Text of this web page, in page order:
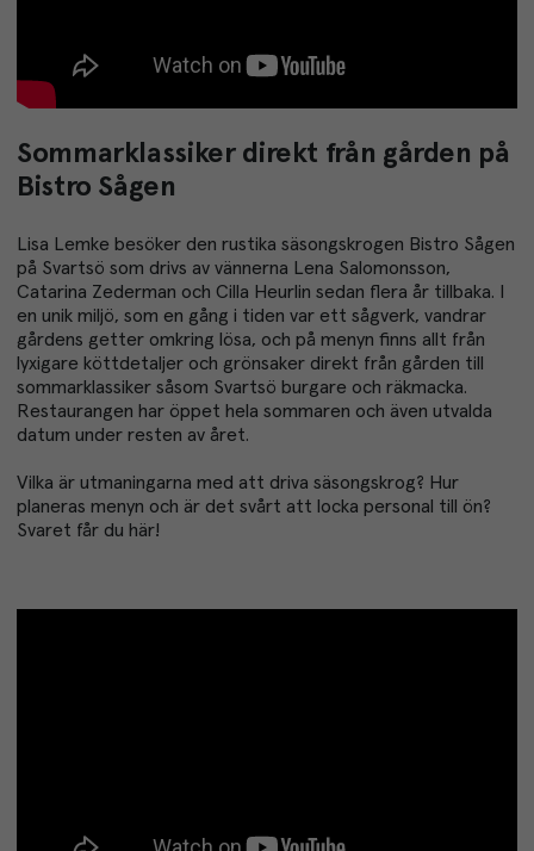
Sommarklassiker direkt från gården på
Bistro Sågen
Lisa Lemke besöker den rustika säsongskrogen Bistro Sågen
på Svartsö som drivs av vännerna Lena Salomonsson,
Catarina Zederman och Cilla Heurlin sedan flera år tillbaka. I
en unik miljö, som en gång i tiden var ett sågverk, vandrar
gårdens getter omkring lösa, och på menyn finns allt från
lyxigare köttdetaljer och grönsaker direkt från gården till
sommarklassiker såsom Svartsö burgare och räkmacka.
Restaurangen har öppet hela sommaren och även utvalda
datum under resten av året.
Vilka är utmaningarna med att driva säsongskrog? Hur
planeras menyn och är det svårt att locka personal till ön?
Svaret får du här!